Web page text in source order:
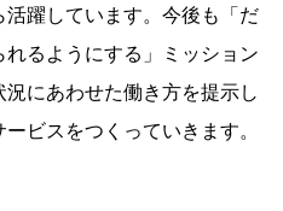
躍しています。今後も「だ
るようにする」ミッション
にあわせた働き方を提示し
ビスをつくっていきます。